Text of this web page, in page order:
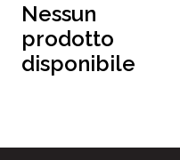
Nessun
prodotto
disponibile